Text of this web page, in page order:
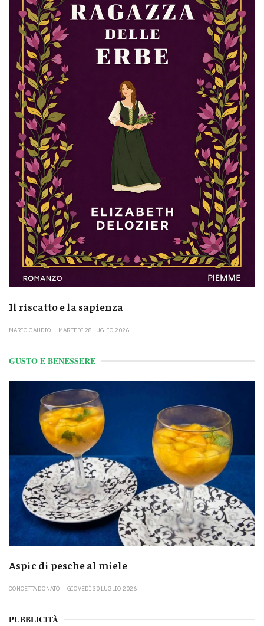
Il riscatto e la sapienza
MARIO GAUDIO MARTEDÌ 28 LUGLIO 2026
GUSTO E BENESSERE
Aspic di pesche al miele
CONCETTA DONATO GIOVEDÌ 30 LUGLIO 2026
PUBBLICITÀ